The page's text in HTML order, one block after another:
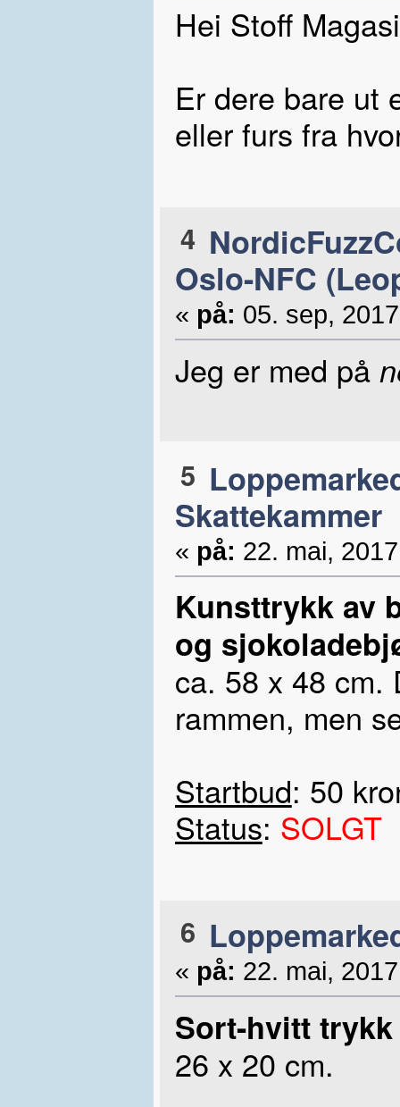
Hei Stoff
Er dere bare ut
eller furs fra
4
Oslo-NFC
« på: 05. sep,
Jeg er med på
5
Skattekammer
« på: 22. mai,
Kunsttrykk av
og
ca. 58 x 48 cm.
rammen, men
Startbud: 50
Status: SOLGT
6
« på: 22. mai,
Sort-hvitt
26 x 20 cm.